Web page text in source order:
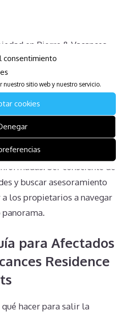
consentimiento
sitio web y nuestro servicio.
cookies
en Pierre & Vacances
a pesar de las buenas
convertirse en un reto
legales y financieras.
de mantenimiento, la
viejos, la falta de
complejidad en la
son pasos cruciales
Ser consciente de
y buscar asesoramiento
a los propietarios a navegar
para Afectados
Residence
qué hacer para salir la